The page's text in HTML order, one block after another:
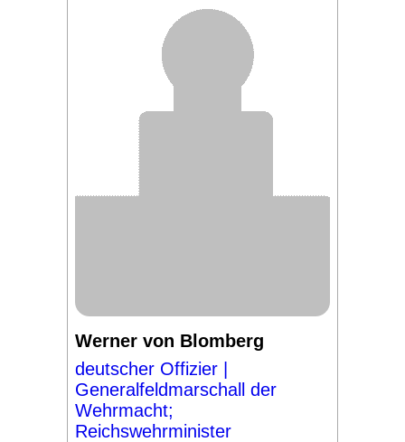
Werner von Blomberg
deutscher Offizier |
Generalfeldmarschall der
Wehrmacht;
Reichswehrminister